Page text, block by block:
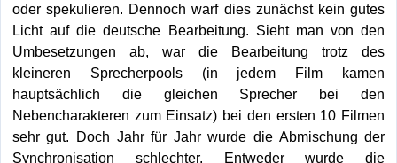
oder spekulieren. Dennoch warf dies zunächst kein gutes
Licht auf die deutsche Bearbeitung. Sieht man von den
Umbesetzungen ab, war die Bearbeitung trotz des
kleineren Sprecherpools (in jedem Film kamen
hauptsächlich die gleichen Sprecher bei den
Nebencharakteren zum Einsatz) bei den ersten 10 Filmen
sehr gut. Doch Jahr für Jahr wurde die Abmischung der
Synchronisation schlechter. Entweder wurde die